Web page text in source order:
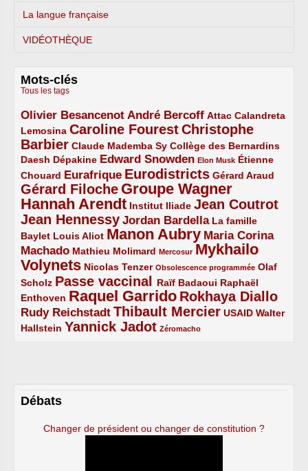
La langue française
VIDÉOTHÈQUE
Mots-clés
Tous les tags
Olivier Besancenot
3/5 André Bercoff
3/5 Attac
2/5
Calandreta
Lemosina
2/5 Caroline Fourest
4/5
Christophe
Barbier
4/5 Claude Mademba Sy
2/5 Collège des Bernardins
2/5
Daesh
2/5 Dépakine
2/5 Edward Snowden
3/5 Elon Musk
1/5
Étienne
Chouard
2/5 Eurafrique
3/5 Eurodistricts
4/5 Gérard Araud
2/5
Gérard Filoche
4/5 Groupe Wagner
5/5
Hannah Arendt
5/5 Institut Iliade
2/5 Jean Coutrot
4/5
Jean Hennessy
4/5 Jordan Bardella
3/5
La famille
Baylet
2/5 Louis Aliot
2/5 Manon Aubry
5/5
Maria Corina
Machado
3/5 Mathieu Molimard
2/5 Mercosur
1/5
Mykhailo
Volynets
5/5 Nicolas Tenzer
2/5 Obsolescence programmée
1/5
Olaf
Scholz
2/5 Passe vaccinal
4/5 Raïf Badaoui
2/5
Raphaël
Enthoven
2/5 Raquel Garrido
5/5 Rokhaya Diallo
4/5
Rudy Reichstadt
3/5 Thibault Mercier
4/5 USAID
2/5
Walter
Hallstein
2/5 Yannick Jadot
4/5 Zéromacho
1/5
Débats
Changer de président ou changer de constitution ?